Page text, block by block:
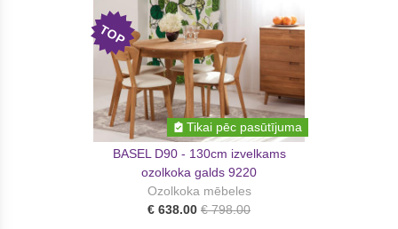
TOP
Tikai pēc pasūtījuma
BASEL D90 - 130cm izvelkams
ozolkoka galds 9220
Ozolkoka mēbeles
€ 638.00 € 798.00